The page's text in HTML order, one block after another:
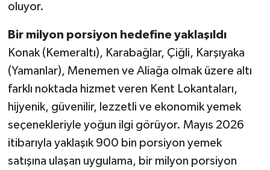
oluyor.
Bir milyon porsiyon hedefine yaklaşıldı
Konak (Kemeraltı), Karabağlar, Çiğli, Karşıyaka
(Yamanlar), Menemen ve Aliağa olmak üzere altı
farklı noktada hizmet veren Kent Lokantaları,
hijyenik, güvenilir, lezzetli ve ekonomik yemek
seçenekleriyle yoğun ilgi görüyor. Mayıs 2026
itibarıyla yaklaşık 900 bin porsiyon yemek
satışına ulaşan uygulama, bir milyon porsiyon